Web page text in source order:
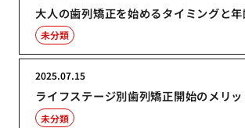
大人の歯列矯正を始めるタイミングと
未分類
ライフステージ別歯列矯正開始のメリ
2025.07.15
未分類